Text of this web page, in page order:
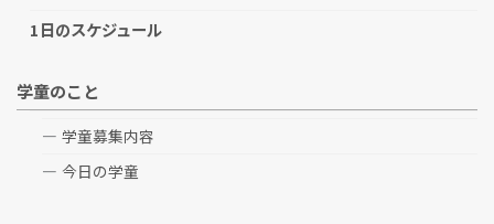
1日のスケジュール
学童のこと
学童募集内容
今日の学童